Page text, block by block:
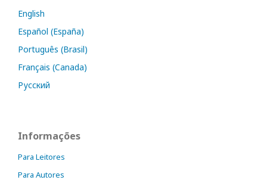
English
Español (España)
Português (Brasil)
Français (Canada)
Русский
Informações
Para Leitores
Para Autores